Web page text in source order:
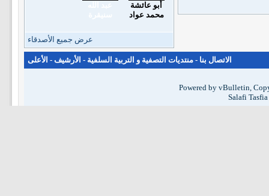
أبو عائشة
محمد عواد
عرض جميع الأصدقاء
الاتصال بنا - منتديات التصفية و التربية السلفية - الأرشيف - الأعلى
Powered by vBulletin,
Salafi